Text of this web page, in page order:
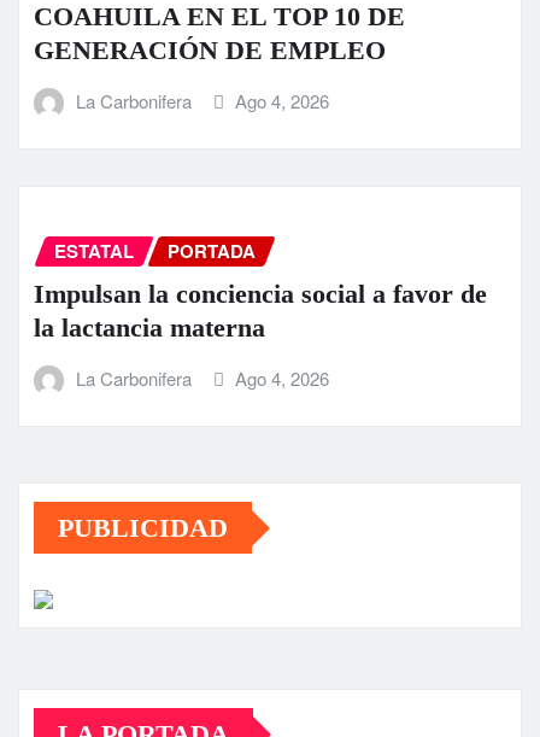
COAHUILA EN EL TOP 10 DE
GENERACIÓN DE EMPLEO
La Carbonifera Ago 4, 2026
ESTATAL PORTADA
Impulsan la conciencia social a favor de
la lactancia materna
La Carbonifera Ago 4, 2026
PUBLICIDAD